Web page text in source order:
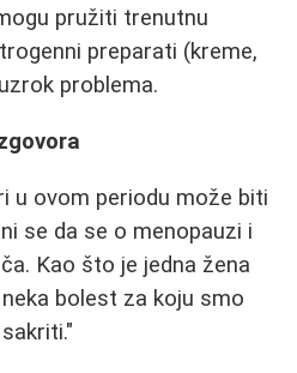
pružiti trenutnu
preparati (kreme,
problema.
u ovom periodu može biti
se da se o menopauzi i
Kao što je jedna žena
bolest za koju smo